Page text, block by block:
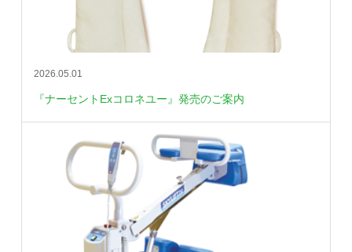
2026.05.01
『ナーセントExコロネユー』発売のご案内